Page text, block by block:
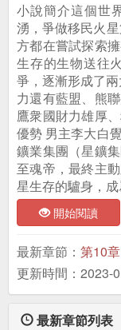
小說簡介這個世
湧，爭做移民火
方都在嘗試探索
生存的生物送往
爭，逐漸形成了
力還有藍盟、熊
鷹衆國財力雄厚
優勢 男主李大白
鑛業集團（星鑛
至魂帝，最終主
星生存的驢身，
開始閱讀
最新章節： 第10
更新時間：2023-
最新章節列表